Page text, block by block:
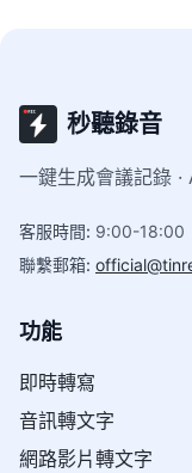
秒聽錄音
一鍵生成會議記錄 ·
客服時間: 9:00-18:00
聯繫郵箱:
功能
即時轉寫
音訊轉文字
網路影片轉文字